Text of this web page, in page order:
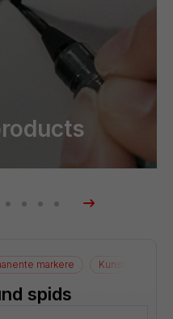
markere Kunstnerartikler
spids